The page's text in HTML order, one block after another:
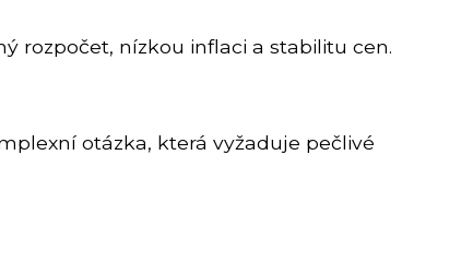
rozpočet, nízkou inflaci a stabilitu cen.
otázka, která vyžaduje pečlivé